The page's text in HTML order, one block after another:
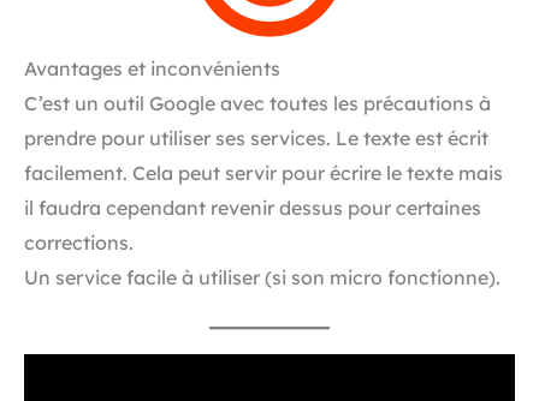
Avantages et inconvénients
C’est un outil Google avec toutes les précautions à
prendre pour utiliser ses services. Le texte est écrit
facilement. Cela peut servir pour écrire le texte mais
il faudra cependant revenir dessus pour certaines
corrections.
Un service facile à utiliser (si son micro fonctionne).